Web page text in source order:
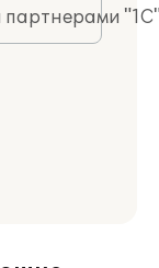
партнерами